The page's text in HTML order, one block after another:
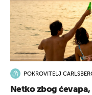
POKROVITELJ
Netko zbog